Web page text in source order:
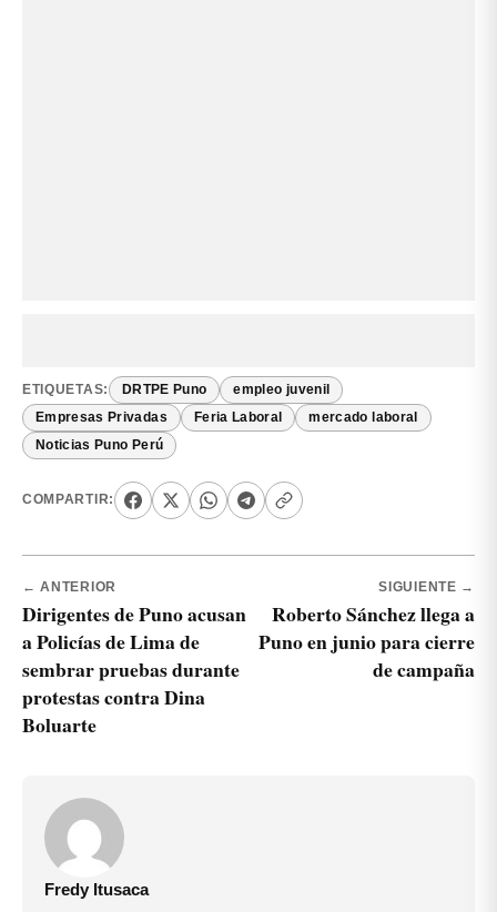
ETIQUETAS: DRTPE Puno empleo juvenil
Empresas Privadas Feria Laboral mercado laboral
Noticias Puno Perú
COMPARTIR:
← ANTERIOR
Dirigentes de Puno acusan
a Policías de Lima de
sembrar pruebas durante
protestas contra Dina
Boluarte
SIGUIENTE →
Roberto Sánchez llega a
Puno en junio para cierre
de campaña
Fredy Itusaca